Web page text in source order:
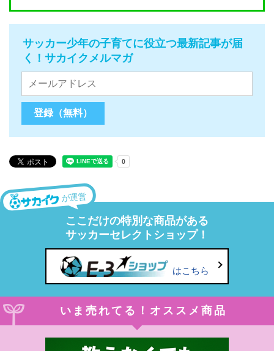
サッカー少年の子育てに役立つ最新記事が届
く！サカイクメルマガ
が運営
ここだけの特別な商品がある
サッカーセレクトショップ！
はこちら
いま売れてる！オススメ商品